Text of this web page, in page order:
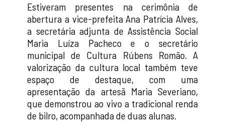
Estiveram presentes na cerimônia de
abertura a vice-prefeita Ana Patrícia Alves,
a secretária adjunta de Assistência Social
Maria Luíza Pacheco e o secretário
municipal de Cultura Rúbens Romão. A
valorização da cultura local também teve
espaço de destaque, com uma
apresentação da artesã Maria Severiano,
que demonstrou ao vivo a tradicional renda
de bilro, acompanhada de duas alunas.